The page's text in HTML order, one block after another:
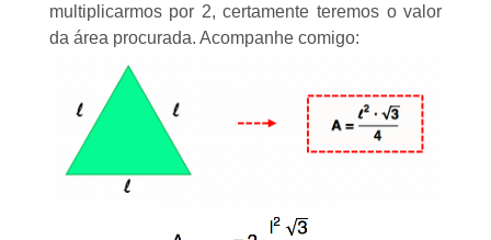
multiplicarmos por 2, certamente teremos o valor
da área procurada. Acompanhe comigo: